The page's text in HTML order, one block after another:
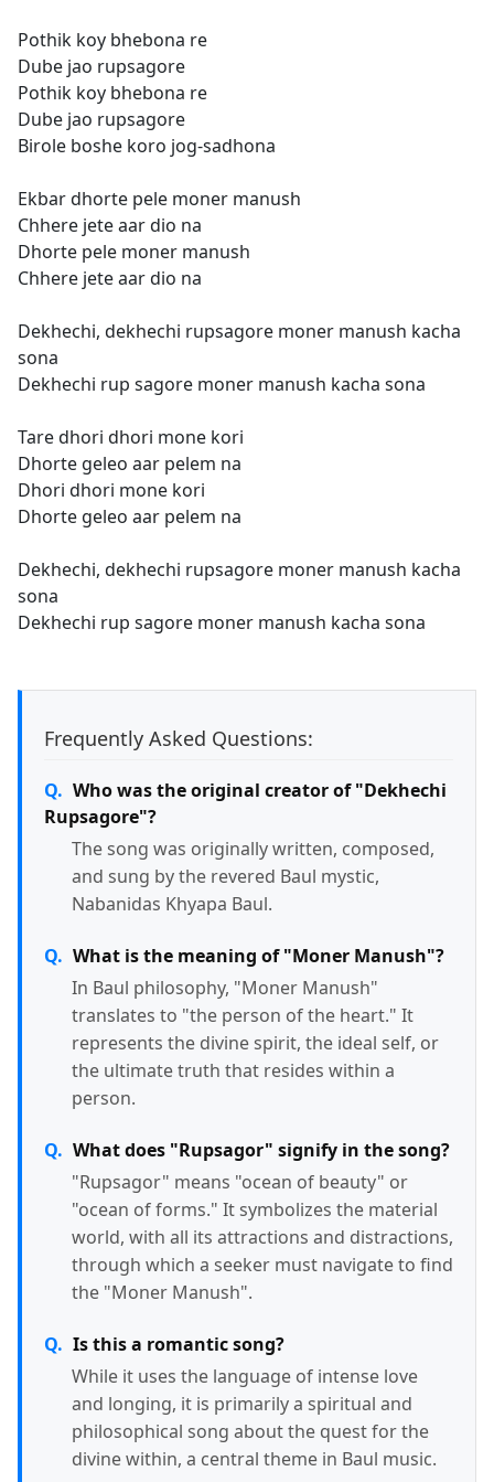
Pothik koy bhebona re
Dube jao rupsagore
Pothik koy bhebona re
Dube jao rupsagore
Birole boshe koro jog-sadhona
Ekbar dhorte pele moner manush
Chhere jete aar dio na
Dhorte pele moner manush
Chhere jete aar dio na
Dekhechi, dekhechi rupsagore moner manush kacha
sona
Dekhechi rup sagore moner manush kacha sona
Tare dhori dhori mone kori
Dhorte geleo aar pelem na
Dhori dhori mone kori
Dhorte geleo aar pelem na
Dekhechi, dekhechi rupsagore moner manush kacha
sona
Dekhechi rup sagore moner manush kacha sona
Frequently Asked Questions:
Who was the original creator of "Dekhechi
Rupsagore"?
The song was originally written, composed,
and sung by the revered Baul mystic,
Nabanidas Khyapa Baul.
What is the meaning of "Moner Manush"?
In Baul philosophy, "Moner Manush"
translates to "the person of the heart." It
represents the divine spirit, the ideal self, or
the ultimate truth that resides within a
person.
What does "Rupsagor" signify in the song?
"Rupsagor" means "ocean of beauty" or
"ocean of forms." It symbolizes the material
world, with all its attractions and distractions,
through which a seeker must navigate to find
the "Moner Manush".
Is this a romantic song?
While it uses the language of intense love
and longing, it is primarily a spiritual and
philosophical song about the quest for the
divine within, a central theme in Baul music.